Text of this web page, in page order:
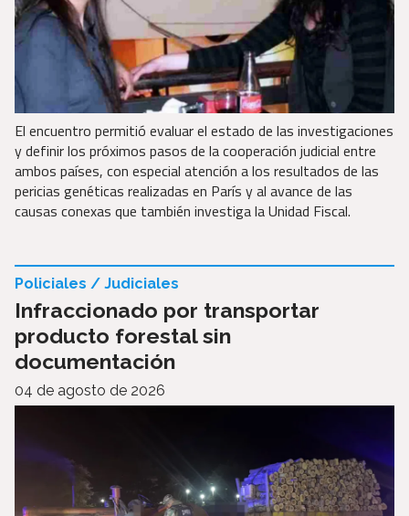
El encuentro permitió evaluar el estado de las investigaciones
y definir los próximos pasos de la cooperación judicial entre
ambos países, con especial atención a los resultados de las
pericias genéticas realizadas en París y al avance de las
causas conexas que también investiga la Unidad Fiscal.
Infraccionado por transportar
producto forestal sin
documentación
Policiales / Judiciales
04 de agosto de 2026